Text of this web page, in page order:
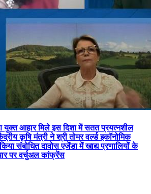
युक्त आहार मिले इस दिशा में सतत प्रयत्नशील
कृषि मंत्री ने श्री तोमर वर्ल्ड इकॉनोमिक
संबोधित दावोस एजेंडा में खाद्य प्रणालियों के
पर वर्चुअल कांफ्रेंस